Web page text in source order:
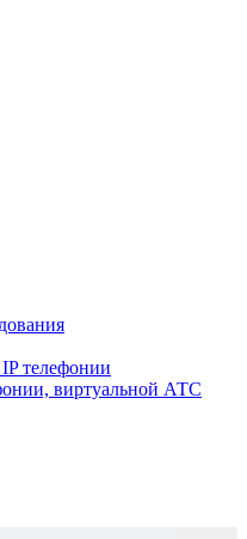
телефонии
виртуальной АТС